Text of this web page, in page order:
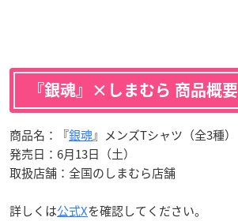
『銀魂』×しまむら 商品概要
商品名：『銀魂』メンズTシャツ（全3種）
発売日：6月13日（土）
取扱店舗：全国のしまむら店舗
詳しくは公式Xを確認してください。